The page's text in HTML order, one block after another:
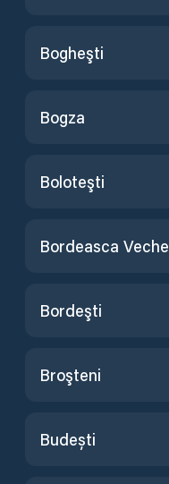
Bogheşti
Bogza
Boloteşti
Bordeasca Veche
Bordeşti
Broşteni
Budești